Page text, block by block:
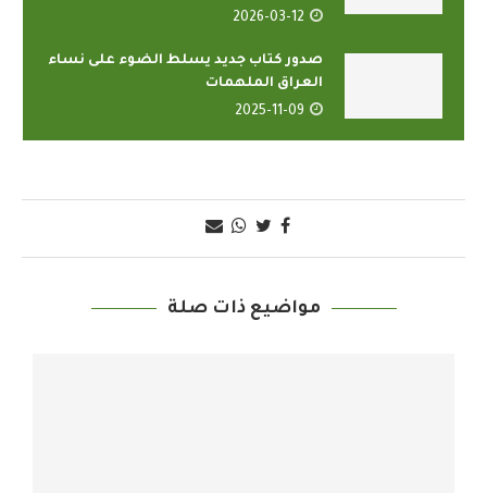
2026-03-12
صدور كتاب جديد يسلط الضوء على نساء
العراق الملهمات
2025-11-09
مواضيع ذات صلة